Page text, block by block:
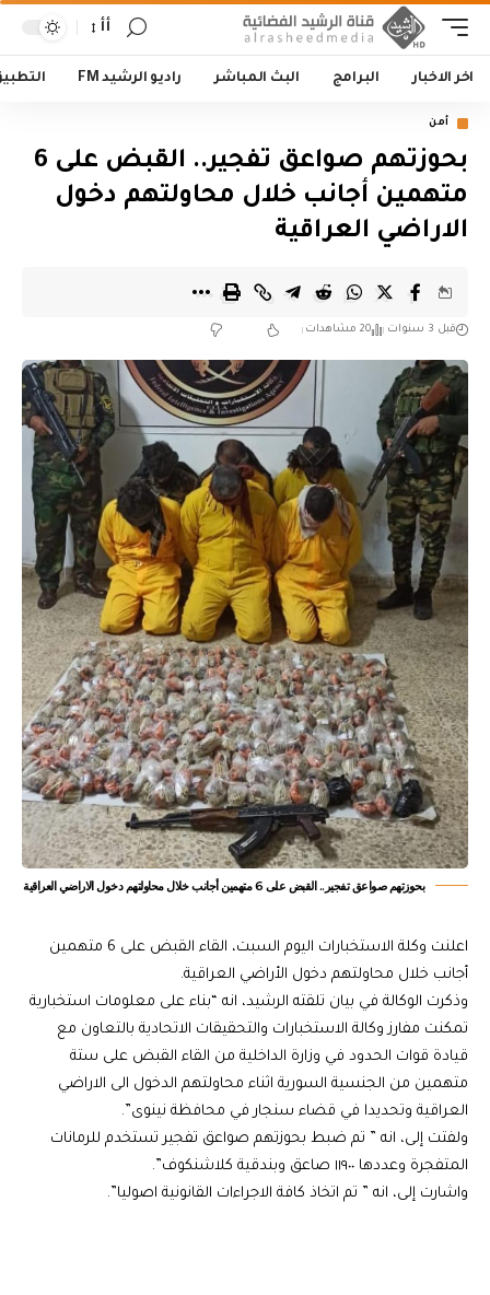
أأ
اخر الاخبار البرامج البث المباشر راديو الرشيد FM
أمن
بحوزتهم صواعق تفجير.. القبض على 6
متهمين أجانب خلال محاولتهم دخول
الاراضي العراقية
قبل 3 سنوات 20 مشاهدات
بحوزتهم صواعق تفجير.. القبض على 6 متهمين أجانب خلال محاولتهم دخول الاراضي العراقية
اعلنت وكلة الاستخبارات اليوم السبت، القاء القبض على 6 متهمين
أجانب خلال محاولتهم دخول الأراضي العراقية.
وذكرت الوكالة في بيان تلقته الرشيد، انه “بناء على معلومات استخبارية
تمكنت مفارز وكالة الاستخبارات والتحقيقات الاتحادية بالتعاون مع
قيادة قوات الحدود في وزارة الداخلية من القاء القبض على ستة
متهمين من الجنسية السورية اثناء محاولتهم الدخول الى الاراضي
العراقية وتحديدا في قضاء سنجار في محافظة نينوى”.
ولفتت إلى، انه ” تم ضبط بحوزتهم صواعق تفجير تستخدم للرمانات
المتفجرة وعددها ١١٩٠٠ صاعق وبندقية كلاشنكوف”.
واشارت إلى، انه ” تم اتخاذ كافة الاجراءات القانونية اصوليا”.